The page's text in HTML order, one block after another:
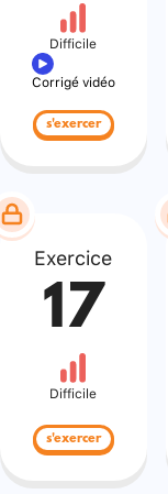
Difficile
Corrigé vidéo
s'exercer
Exercice
17
Difficile
s'exercer